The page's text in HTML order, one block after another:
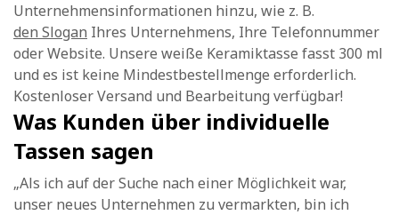
Unternehmensinformationen hinzu, wie z. B.
den Slogan Ihres Unternehmens, Ihre Telefonnummer
oder Website. Unsere weiße Keramiktasse fasst 300 ml
und es ist keine Mindestbestellmenge erforderlich.
Kostenloser Versand und Bearbeitung verfügbar!
Was Kunden über individuelle
Tassen sagen
„Als ich auf der Suche nach einer Möglichkeit war,
unser neues Unternehmen zu vermarkten, bin ich